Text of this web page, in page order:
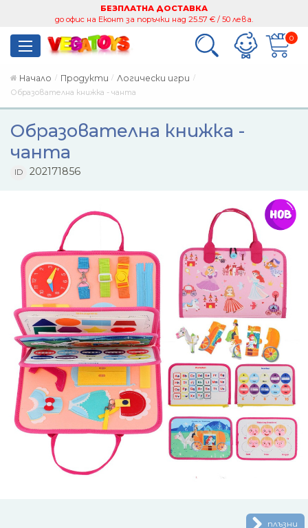
БЕЗПЛАТНА ДОСТАВКА
до офис на Еконт за поръчки над 25.57 € / 50 лева.
0
Начало Продукти Логически игри
Образователна книжка - чанта
Образователна книжка -
чанта
ID 202171856
плъзни